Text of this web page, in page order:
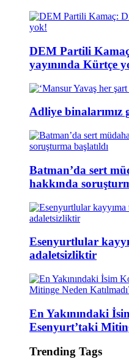
DEM Partili
yayınında Kürtçe
Adliye binalarımız
Batman’da sert
hakkında
Esenyurtlular
adaletsizliktir
En Yakınındaki
Esenyurt’taki
Trending Tags